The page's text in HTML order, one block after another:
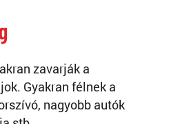
zavarják a
Gyakran félnek a
nagyobb autók